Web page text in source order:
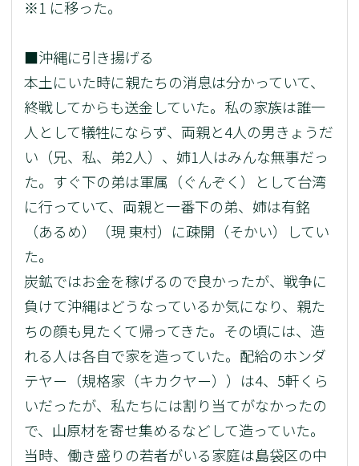
※1 に移った。
■沖縄に引き揚げる
本土にいた時に親たちの消息は分かっていて、
終戦してからも送金していた。私の家族は誰一
人として犠牲にならず、両親と4人の男きょうだ
い（兄、私、弟2人）、姉1人はみんな無事だっ
た。すぐ下の弟は軍属（ぐんぞく）として台湾
に行っていて、両親と一番下の弟、姉は有銘
（あるめ）（現 東村）に疎開（そかい）してい
た。
炭鉱ではお金を稼げるので良かったが、戦争に
負けて沖縄はどうなっているか気になり、親た
ちの顔も見たくて帰ってきた。その頃には、造
れる人は各自で家を造っていた。配給のホンダ
テヤー（規格家（キカクヤー））は4、5軒くら
いだったが、私たちには割り当てがなかったの
で、山原材を寄せ集めるなどして造っていた。
当時、働き盛りの若者がいる家庭は島袋区の中